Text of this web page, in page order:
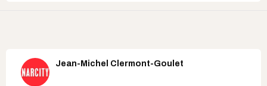
Jean-Michel Clermont-Goulet